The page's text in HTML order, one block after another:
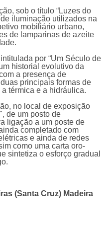
sob o título “Luzes do
iluminação utilizados na
mobiliário urbano,
de lamparinas de azeite
por “Um Século de
historial evolutivo da
a presença de
principais formas de
térmica e a hidráulica.
no local de exposição
de um posto de
ligação a um poste de
completado com
e ainda de redes
como uma carta oro-
sintetiza o esforço gradual
(Santa Cruz) Madeira